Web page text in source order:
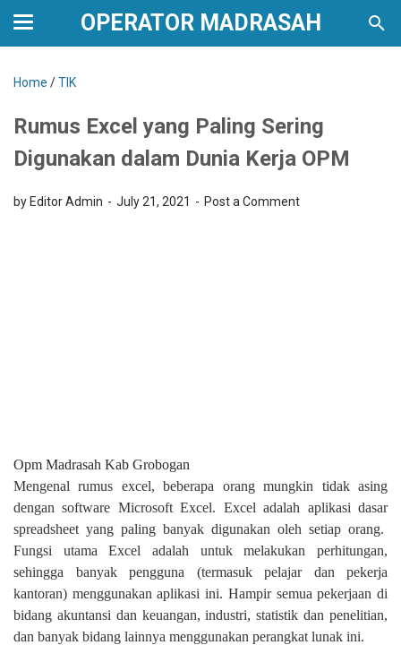
OPERATOR MADRASAH
Home /TIK
Rumus Excel yang Paling Sering
Digunakan dalam Dunia Kerja OPM
by Editor Admin July 21, 2021 Post a Comment
Opm Madrasah Kab Grobogan
Mengenal rumus excel, beberapa orang mungkin tidak asing
dengan software Microsoft Excel. Excel adalah aplikasi dasar
spreadsheet yang paling banyak digunakan oleh setiap orang.
Fungsi utama Excel adalah untuk melakukan perhitungan,
sehingga banyak pengguna (termasuk pelajar dan pekerja
kantoran) menggunakan aplikasi ini. Hampir semua pekerjaan di
bidang akuntansi dan keuangan, industri, statistik dan penelitian,
dan banyak bidang lainnya menggunakan perangkat lunak ini.